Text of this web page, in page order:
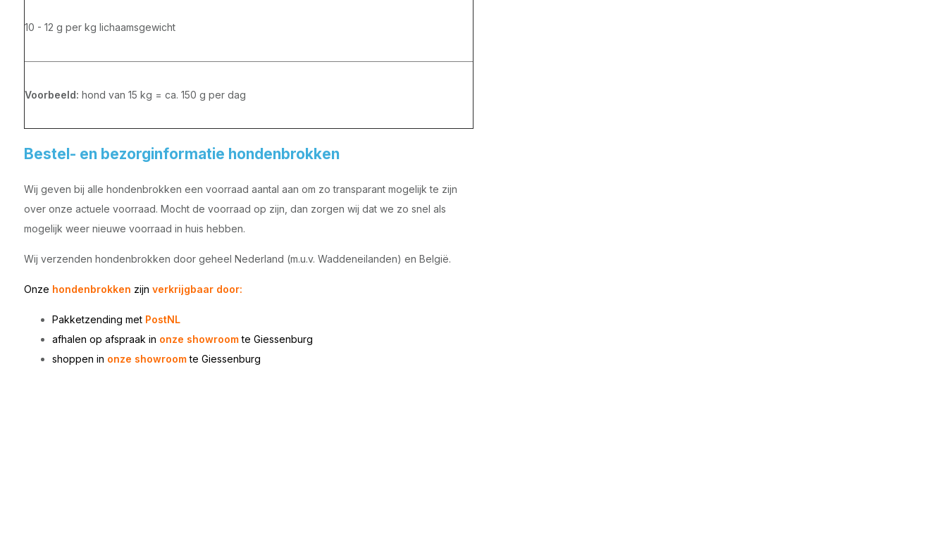
10 - 12 g per kg lichaamsgewicht
Voorbeeld: hond van 15 kg = ca. 150 g per dag
Bestel- en bezorginformatie hondenbrokken
Wij geven bij alle hondenbrokken een voorraad aantal aan om zo transparant mogelijk te zijn
over onze actuele voorraad. Mocht de voorraad op zijn, dan zorgen wij dat we zo snel als
mogelijk weer nieuwe voorraad in huis hebben.
Wij verzenden hondenbrokken door geheel Nederland (m.u.v. Waddeneilanden) en België.
Onze hondenbrokken zijn verkrijgbaar door:
Pakketzending met PostNL
afhalen op afspraak in onze showroomte Giessenburg
shoppen in onze showroom te Giessenburg